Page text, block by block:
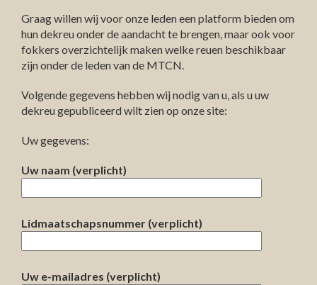
Graag willen wij voor onze leden een platform bieden om
hun dekreu onder de aandacht te brengen, maar ook voor
fokkers overzichtelijk maken welke reuen beschikbaar
zijn onder de leden van de MTCN.
Volgende gegevens hebben wij nodig van u, als u uw
dekreu gepubliceerd wilt zien op onze site:
Uw gegevens:
Uw naam (verplicht)
Lidmaatschapsnummer (verplicht)
Uw e-mailadres (verplicht)